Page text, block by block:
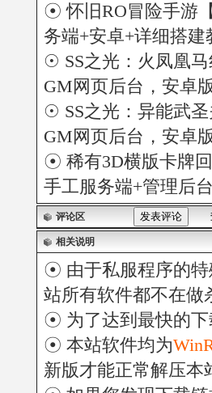
☉怀旧RO冒险手游
务端+安卓+详细搭建
☉ SS之光：火凤凰
GM网页后台，安卓
☉ SS之光：异能武
GM网页后台，安卓
☉ 稀有3D横版卡牌
手工服务端+管理后
评论区
相关说明
☉ 由于私服程序的特
站所有软件都不在做
☉ 为了达到最快的
☉ 本站软件均为
新版才能正常解压本